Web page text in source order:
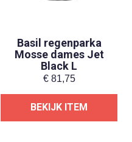
Basil regenparka
Mosse dames Jet
Black L
€81,75
BEKIJK ITEM